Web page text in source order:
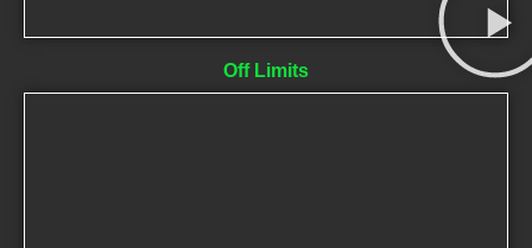
Off Limits